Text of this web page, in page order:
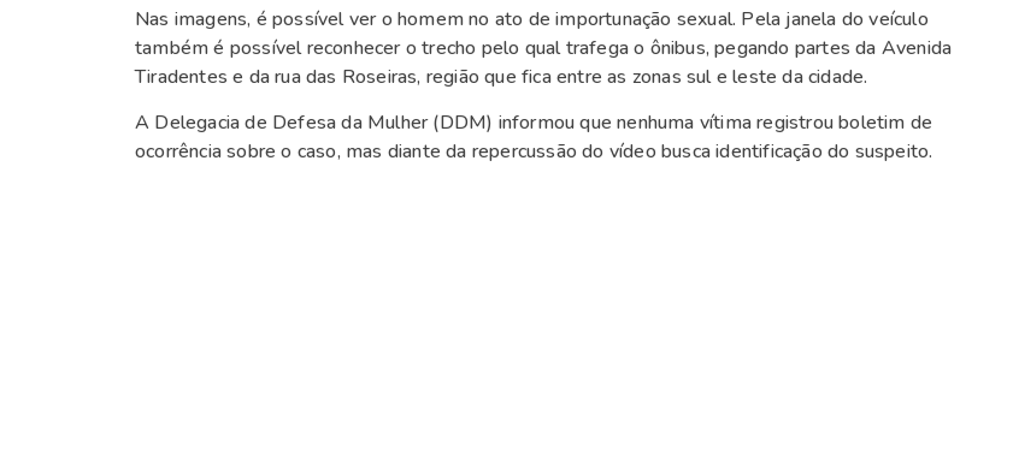
Nas imagens, é possível ver o homem no ato de importunação sexual. Pela janela do veículo
também é possível reconhecer o trecho pelo qual trafega o ônibus, pegando partes da Avenida
Tiradentes e da rua das Roseiras, região que fica entre as zonas sul e leste da cidade.
A Delegacia de Defesa da Mulher (DDM) informou que nenhuma vítima registrou boletim de
ocorrência sobre o caso, mas diante da repercussão do vídeo busca identificação do suspeito.